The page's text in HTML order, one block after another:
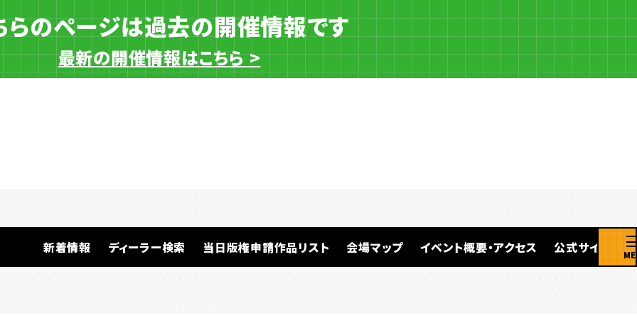
らのページは過去の開催情報です
最新の開催情報はこちら >
新着情報 ディーラー検索 当日版権申請作品リスト 会場マップ イベント概要・アクセス 公式サイト
一般ディーラー